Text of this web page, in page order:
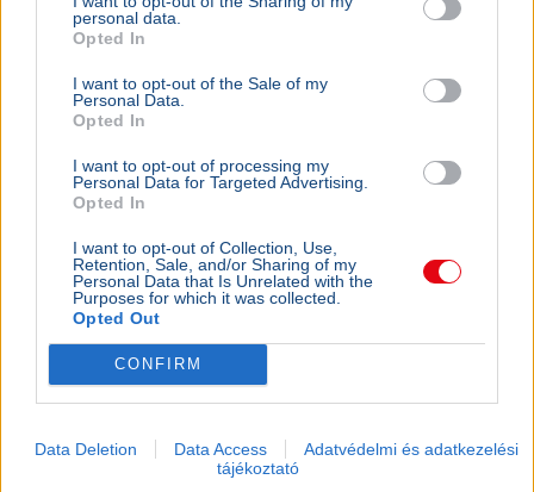
personal data.
Opted In
I want to opt-out of the Sale of my
Personal Data.
Opted In
I want to opt-out of processing my
Personal Data for Targeted Advertising.
Opted In
I want to opt-out of Collection, Use,
Retention, Sale, and/or Sharing of my
Personal Data that Is Unrelated with the
Purposes for which it was collected.
Opted Out
CONFIRM
Data Deletion Data Access
Adatvédelmi és adatkezelési
tájékoztató
Interaktív térkép mutatja Magyarország
energiaellátási helyzetét
adatokkal mutatja Magyarország áramfogyasztását,
termelését és importját az energiaválság idején.